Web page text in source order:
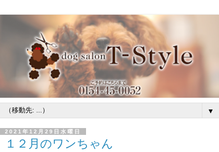
▼
2021年12月29日水曜日
１２月のワンちゃん